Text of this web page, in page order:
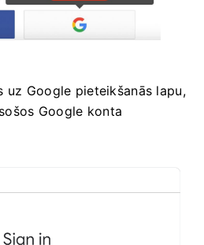
Google pieteikšanās lapu,
Google konta